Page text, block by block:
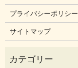
プライバシーポリシー
サイトマップ